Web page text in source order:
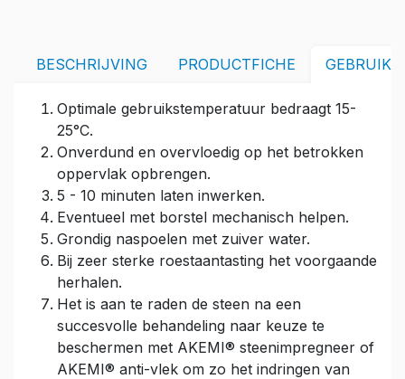
BESCHRIJVING PRODUCTFICHE
Optimale gebruikstemperatuur bedraagt 15-
25°C.
Onverdund en overvloedig op het betrokken
oppervlak opbrengen.
5 - 10 minuten laten inwerken.
Eventueel met borstel mechanisch helpen.
Grondig naspoelen met zuiver water.
Bij zeer sterke roestaantasting het voorgaande
herhalen.
Het is aan te raden de steen na een
succesvolle behandeling naar keuze te
beschermen met AKEMI® steenimpregneer of
AKEMI® anti-vlek om zo het indringen van